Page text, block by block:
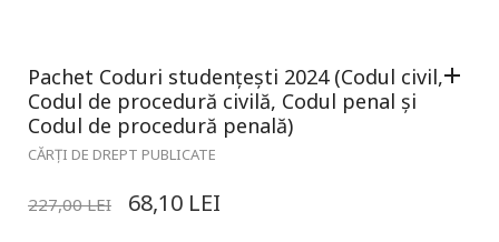
Pachet Coduri studențești 2024 (Codul civil,
Codul de procedură civilă, Codul penal și
Codul de procedură penală)
CĂRȚI DE DREPT PUBLICATE
227,00LEI 68,10 LEI